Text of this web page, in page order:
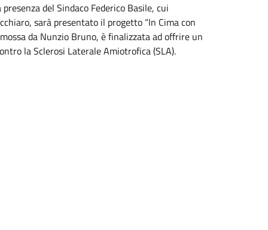
del Sindaco Federico Basile, cui
sarà presentato il progetto “In Cima con
da Nunzio Bruno, è finalizzata ad offrire un
la Sclerosi Laterale Amiotrofica (SLA).